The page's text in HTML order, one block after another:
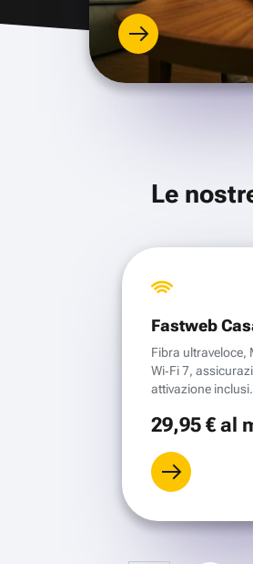
Le
Fastweb
Fibra ultraveloce,
Wi‑Fi 7,
attivazione inclusi.
29,95 €al